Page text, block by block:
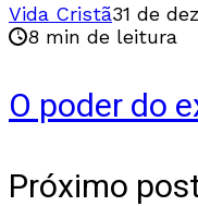
Vida Cristã31 de
8 min de leitura
O poder do
Próximo